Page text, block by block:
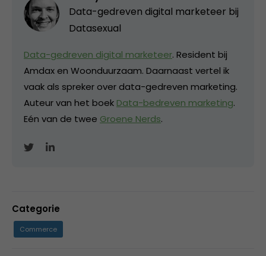
Data-gedreven digital marketeer bij
Datasexual
Data-gedreven digital marketeer. Resident bij
Amdax en Woonduurzaam. Daarnaast vertel ik
vaak als spreker over data-gedreven marketing.
Auteur van het boek Data-bedreven marketing.
Eén van de twee Groene Nerds.
Categorie
Commerce